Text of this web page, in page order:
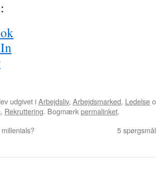
udgivet iArbejdsliv, Arbejdsmarked, Ledelse
, Rekruttering. Bogmærkpermalinket.
5